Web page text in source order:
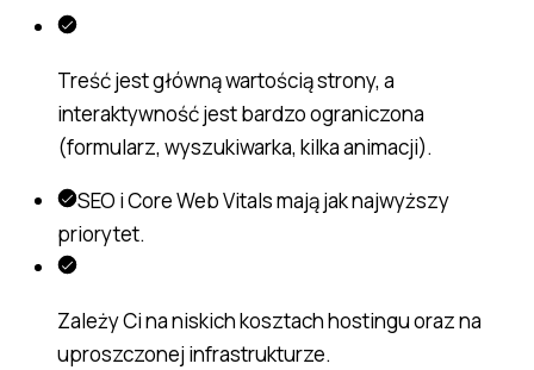
Treść jest główną wartością strony, a
interaktywność jest bardzo ograniczona
(formularz, wyszukiwarka, kilka animacji).
SEO i Core Web Vitals mają jak najwyższy
priorytet.
Zależy Ci na niskich kosztach hostingu oraz na
uproszczonej infrastrukturze.